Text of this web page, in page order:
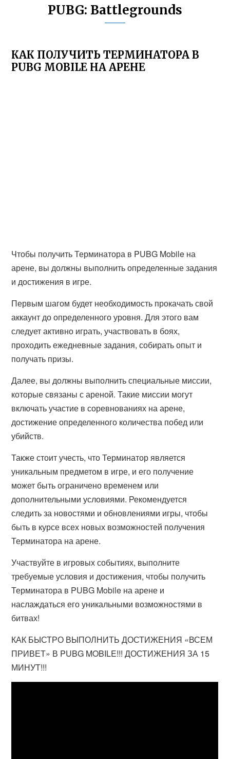
PUBG: Battlegrounds
КАК ПОЛУЧИТЬ ТЕРМИНАТОРА В
PUBG MOBILE НА АРЕНЕ
Чтобы получить Терминатора в PUBG Mobile на
арене, вы должны выполнить определенные задания
и достижения в игре.
Первым шагом будет необходимость прокачать свой
аккаунт до определенного уровня. Для этого вам
следует активно играть, участвовать в боях,
проходить ежедневные задания, собирать опыт и
получать призы.
Далее, вы должны выполнить специальные миссии,
которые связаны с ареной. Такие миссии могут
включать участие в соревнованиях на арене,
достижение определенного количества побед или
убийств.
Также стоит учесть, что Терминатор является
уникальным предметом в игре, и его получение
может быть ограничено временем или
дополнительными условиями. Рекомендуется
следить за новостями и обновлениями игры, чтобы
быть в курсе всех новых возможностей получения
Терминатора на арене.
Участвуйте в игровых событиях, выполните
требуемые условия и достижения, чтобы получить
Терминатора в PUBG Mobile на арене и
наслаждаться его уникальными возможностями в
битвах!
КАК БЫСТРО ВЫПОЛНИТЬ ДОСТИЖЕНИЯ «ВСЕМ
ПРИВЕТ» В PUBG MOBILE!!! ДОСТИЖЕНИЯ ЗА 15
МИНУТ!!!